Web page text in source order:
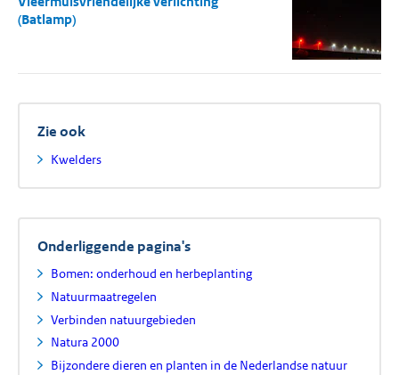
(Batlamp)
Zie ook
Kwelders
Onderliggende pagina's
Bomen: onderhoud en herbeplanting
Natuurmaatregelen
Verbinden natuurgebieden
Natura 2000
Bijzondere dieren en planten in de Nederlandse natuur